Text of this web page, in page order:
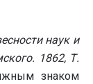
наук и
1862, Т.
знаком